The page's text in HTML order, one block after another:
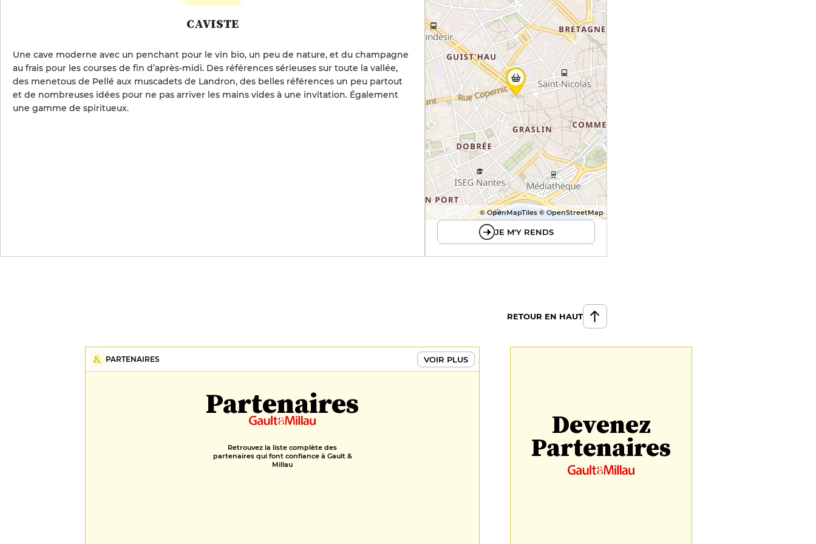
CAVISTE
Une cave moderne avec un penchant pour le vin bio, un peu de nature, et du champagne
au frais pour les courses de fin d’après-midi. Des références sérieuses sur toute la vallée,
des menetous de Pellé aux muscadets de Landron, des belles références un peu partout
et de nombreuses idées pour ne pas arriver les mains vides à une invitation. Également
une gamme de spiritueux.
© OpenMapTiles © OpenStreetMap
JE M'Y RENDS
RETOUR EN HAUT
PARTENAIRES VOIR PLUS
Partenaires
Retrouvez la liste complète des
partenaires qui font confiance à Gault &
Millau
Devenez
Partenaires